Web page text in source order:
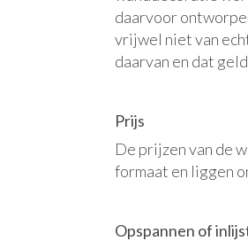
daarvoor
vrijwel niet van
daarvan en dat
Prijs
De prijzen van de
formaat en liggen
Opspannen of